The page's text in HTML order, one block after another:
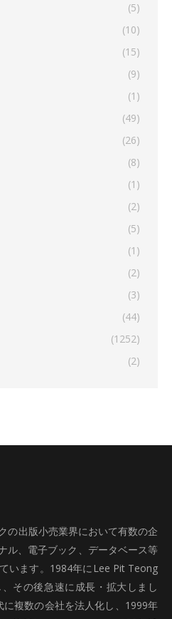
(5)
(10)
(15)
(9)
(1)
(49)
(26)
(8)
(1)
(2)
(5)
(1)
(2)
(3)
(44)
(1252)
(2)
の出版小売業界において有数の企
ル、電子ブック、データベース等
います。1984年にLee Pit Teong
その後急速に成長・拡大しまし
複数の会社を法人化し、1999年